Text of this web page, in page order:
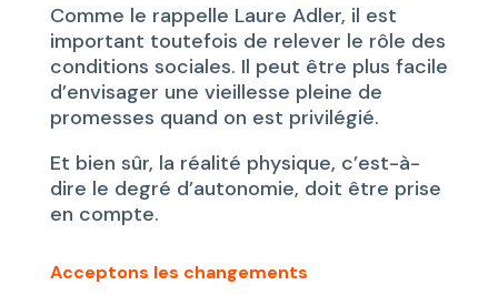
Comme le rappelle Laure Adler, il est
important toutefois de relever le rôle des
conditions sociales. Il peut être plus facile
d’envisager une vieillesse pleine de
promesses quand on est privilégié.
Et bien sûr, la réalité physique, c’est-à-
dire le degré d’autonomie, doit être prise
en compte.
Acceptons les changements